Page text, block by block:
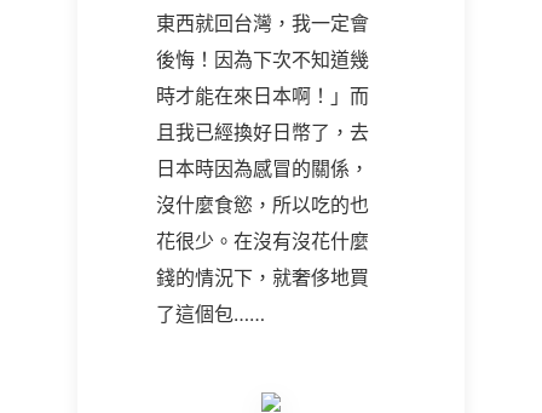
東西就回台灣，我一定會
後悔！因為下次不知道幾
時才能在來日本啊！」而
且我已經換好日幣了，去
日本時因為感冒的關係，
沒什麼食慾，所以吃的也
花很少。在沒有沒花什麼
錢的情況下，就奢侈地買
了這個包……